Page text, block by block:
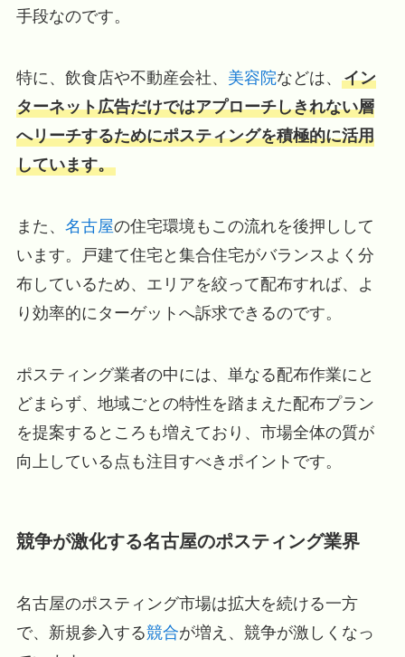
手段なのです。
特に、飲食店や不動産会社、 美容院などは、 イン
ターネット広告だけではアプローチしきれない層
へリーチするためにポスティングを積極的に活用
しています。
また、 名古屋の住宅環境もこの流れを後押しして
います。戸建て住宅と集合住宅がバランスよく分
布しているため、エリアを絞って配布すれば、よ
り効率的にターゲットへ訴求できるのです。
ポスティング業者の中には、単なる配布作業にと
どまらず、地域ごとの特性を踏まえた配布プラン
を提案するところも増えており、市場全体の質が
向上している点も注目すべきポイントです。
競争が激化する名古屋のポスティング業界
名古屋のポスティング市場は拡大を続ける一方
で、新規参入する競合が増え、競争が激しくなっ